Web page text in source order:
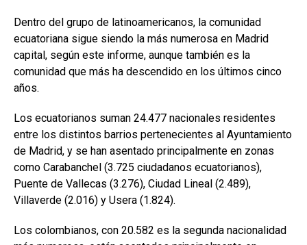
Dentro del grupo de latinoamericanos, la comunidad
ecuatoriana sigue siendo la más numerosa en Madrid
capital, según este informe, aunque también es la
comunidad que más ha descendido en los últimos cinco
años.
Los ecuatorianos suman 24.477 nacionales residentes
entre los distintos barrios pertenecientes al Ayuntamiento
de Madrid, y se han asentado principalmente en zonas
como Carabanchel (3.725 ciudadanos ecuatorianos),
Puente de Vallecas (3.276), Ciudad Lineal (2.489),
Villaverde (2.016) y Usera (1.824).
Los colombianos, con 20.582 es la segunda nacionalidad